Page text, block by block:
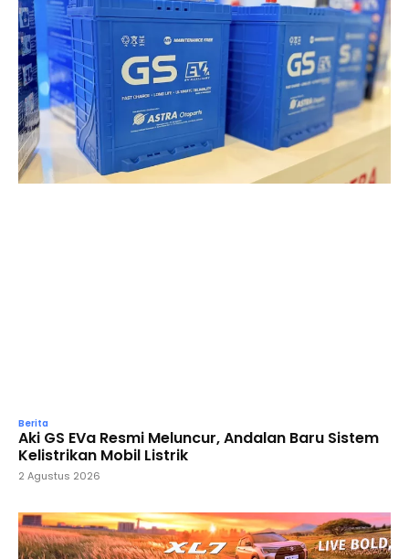
Berita
Aki GS EVa Resmi Meluncur, Andalan Baru Sistem
Kelistrikan Mobil Listrik
2 Agustus 2026